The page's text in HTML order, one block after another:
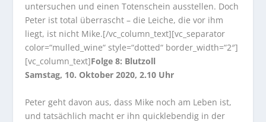
untersuchen und einen Totenschein ausstellen. Doch
Peter ist total überrascht – die Leiche, die vor ihm
liegt, ist nicht Mike.[/vc_column_text][vc_separator
color=“mulled_wine“ style=“dotted“ border_width=“2″]
[vc_column_text]Folge 8: Blutzoll
Samstag, 10. Oktober 2020, 2.10 Uhr
Peter geht davon aus, dass Mike noch am Leben ist,
und tatsächlich macht er ihn quicklebendig in der